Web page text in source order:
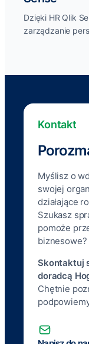
Dzięki HR Qlik
zarządzanie
Kontakt
Myślisz o
swojej
działające
Szukasz
pomoże
biznesowe?
Skontaktuj
doradcą
Chętnie